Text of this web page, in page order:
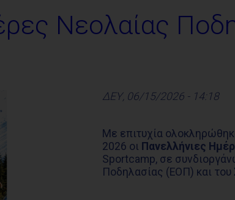
Νεολαίας
ΔΕΥ, 06/15/2026 - 14:18
Με επιτυχία
2026 οι Πανελλήνιες
Sportcamp, σε
Ποδηλασίας (ΕΟΠ) και του